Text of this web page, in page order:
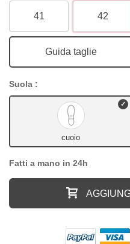
41 42
Guida taglie
Suola :
cuoio
Fatti a mano in 24h